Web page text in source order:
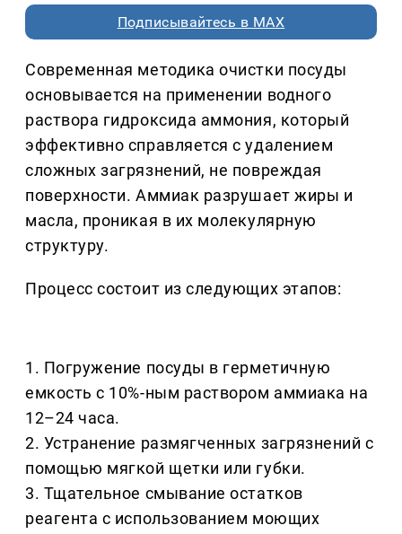
Подписывайтесь в MAX
Современная методика очистки посуды
основывается на применении водного
раствора гидроксида аммония, который
эффективно справляется с удалением
сложных загрязнений, не повреждая
поверхности. Аммиак разрушает жиры и
масла, проникая в их молекулярную
структуру.
Процесс состоит из следующих этапов:
1. Погружение посуды в герметичную
емкость с 10%-ным раствором аммиака на
12–24 часа.
2. Устранение размягченных загрязнений с
помощью мягкой щетки или губки.
3. Тщательное смывание остатков
реагента с использованием моющих